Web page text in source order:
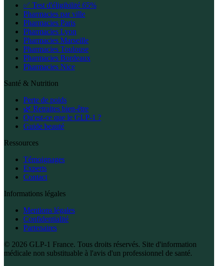
✅ Test d'éligibilité 65%
Pharmacies par ville
Pharmacies Paris
Pharmacies Lyon
Pharmacies Marseille
Pharmacies Toulouse
Pharmacies Bordeaux
Pharmacies Nice
Santé & Nutrition
Perte de poids
🌿 Retraites bien-être
Qu'est-ce que le GLP-1 ?
Guide beauté
Ressources
Témoignages
Experts
Contact
Informations légales
Mentions légales
Confidentialité
Partenaires
© 2026 GLP-1 France. Tous droits réservés. Site d'information
médicale non substituable à l'avis d'un professionnel de santé.